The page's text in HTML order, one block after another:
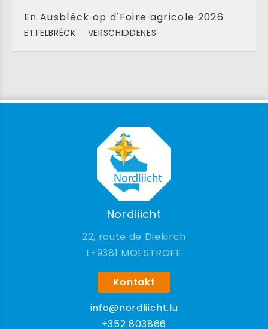
En Ausbléck op d'Foire agricole 2026
ETTELBRÉCK VERSCHIDDENES
Nordliicht
22, route de Diekirch
9381 MOESTROFF
Kontakt
info@nordliicht.lu
+352 803866